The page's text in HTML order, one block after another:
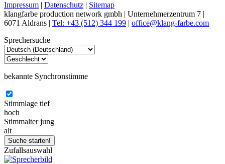
Impressum | Datenschutz | Sitemap
klangfarbe production network gmbh | Unternehmerzentrum 7 |
6071 Aldrans | Tel: +43 (512) 344 199 | office@klang-farbe.com
Sprechersuche
bekannte Synchronstimme
Stimmlage tief
hoch
Stimmalter jung
alt
Zufallsauswahl